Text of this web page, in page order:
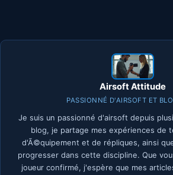
Airsoft Attitude
PASSIONNÉ D'AIRSOFT ET
Je suis un passionné d'airsoft depuis
blog, je partage mes expériences de
d'Ã©quipement et de répliques, ainsi
progresser dans cette discipline. Que
joueur confirmé, j'espère que mes